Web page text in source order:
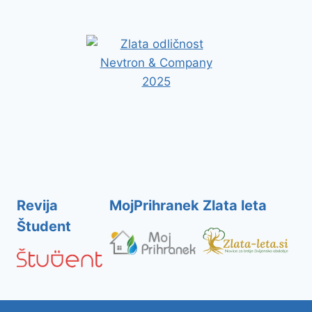
Revija
Študent
MojPrihranek Zlata leta